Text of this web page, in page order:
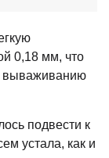
0,18 мм, что
вываживанию
подвести к
устала, как и